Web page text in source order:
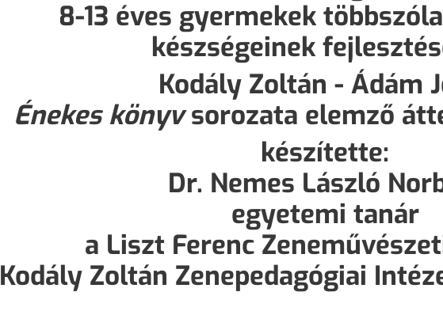
8-13 éves gyermekek
készségeinek
Kodály Zoltán - Ádám
Énekes könyvsorozata elemző
készítette:
Dr. Nemes László
egyetemi tanár
a Liszt Ferenc
Kodály Zoltán Zenepedagógiai